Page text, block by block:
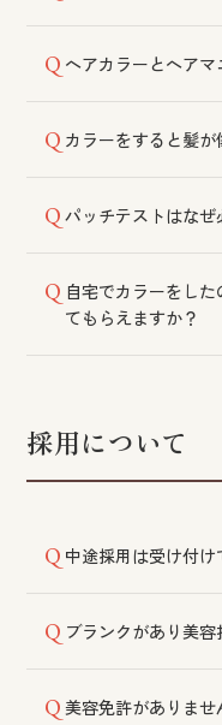
す。
ヘアカラーとヘア
の表面に付着します
ュアで対応する場合
カラーをすると髪が
ジを最小限に抑えて
パッチテストはなぜ
をされる方は必須と
ってご相談ください。
自宅でカラーをし
てもらえますか？
の度合いによっては
採用について
中途採用は受け付け
ブランクがあり美容
術向上をサポートい
美容免許がありませ